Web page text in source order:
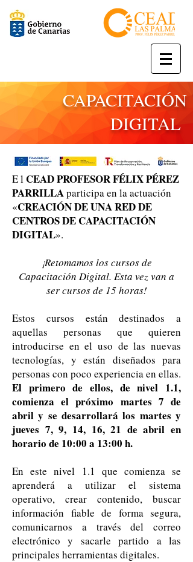
CAPACITACIÓN
DIGITAL
E lCEAD PROFESOR FÉLIX PÉREZ
PARRILLAparticipa en la actuación
«CREACIÓN DE UNA RED DE
CENTROS DE CAPACITACIÓN
DIGITAL».
¡Retomamos los cursos de
Capacitación Digital. Esta vez van a
ser cursos de 15 horas!
Estos cursos están destinados a
aquellas personas que quieren
introducirse en el uso de las nuevas
tecnologías, y están diseñados para
personas con poco experiencia en ellas.
El primero de ellos, de nivel 1.1,
comienza el próximo martes 7 de
abril y se desarrollará los martes y
jueves 7, 9, 14, 16, 21 de abril en
horario de 10:00 a 13:00 h.
En este nivel 1.1 que comienza se
aprenderá a utilizar el sistema
operativo, crear contenido, buscar
información fiable de forma segura,
comunicarnos a través del correo
electrónico y sacarle partido a las
principales herramientas digitales.